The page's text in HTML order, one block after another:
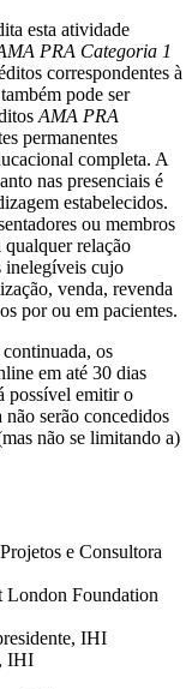
esta atividade
PRA Categoria 1
correspondentes à
pode ser
AMA PRA
permanentes
completa. A
nas presenciais é
estabelecidos.
ou membros
qualquer relação
inelegíveis cujo
venda, revenda
por ou em pacientes.
os
em até 30 dias
possível emitir o
serão concedidos
não se limitando a)
e Consultora
London Foundation
IHI
IHI